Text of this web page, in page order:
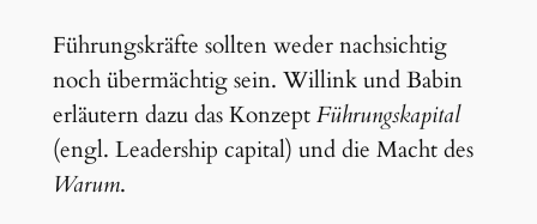
Führungskräfte sollten weder nachsichtig
noch übermächtig sein. Willink und Babin
erläutern dazu das KonzeptFührungskapital
(engl. Leadership capital) und die Macht des
Warum.